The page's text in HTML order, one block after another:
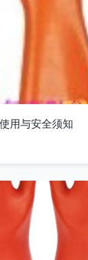
用与安全须知